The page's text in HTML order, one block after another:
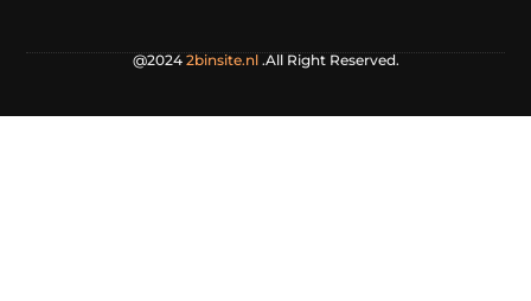
@2024 2binsite.nl.All Right Reserved.